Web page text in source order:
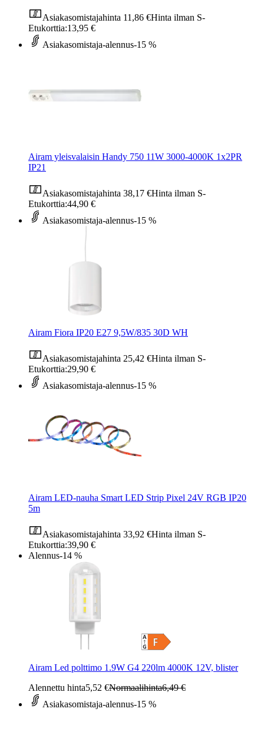
Asiakasomistajahinta 11,86 €Hinta ilman S-
Etukorttia:13,95 €
Asiakasomistaja-alennus-15 %
Airam yleisvalaisin Handy 750 11W 3000-4000K 1x2PR
IP21
Asiakasomistajahinta 38,17 €Hinta ilman S-
Etukorttia:44,90 €
Asiakasomistaja-alennus-15 %
Airam Fiora IP20 E27 9,5W/835 30D WH
Asiakasomistajahinta 25,42 €Hinta ilman S-
Etukorttia:29,90 €
Asiakasomistaja-alennus-15 %
Airam LED-nauha Smart LED Strip Pixel 24V RGB IP20
5m
Asiakasomistajahinta 33,92 €Hinta ilman S-
Etukorttia:39,90 €
Alennus-14 %
Airam Led polttimo 1.9W G4 220lm 4000K 12V, blister
Alennettu hinta5,52 €Normaalihinta6,49 €
Asiakasomistaja-alennus-15 %